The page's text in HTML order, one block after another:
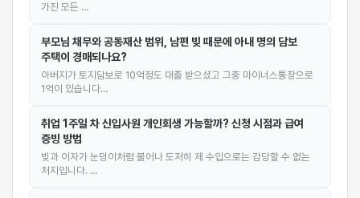
가진 모든 …
부모님 채무와 공동재산 범위, 남편 빚 때문에 아내 명의 담보
주택이 경매되나요?
아버지가 토지담보로 10억정도 대출 받으셨고 그중 마이너스통장으로
1억이 있습니다…
취업 1주일 차 신입사원 개인회생 가능할까? 신청 시점과 급여
증빙 방법
빚과 이자가 눈덩이처럼 불어나 도저히 제 수입으로는 감당할 수 없는
처지입니다. …